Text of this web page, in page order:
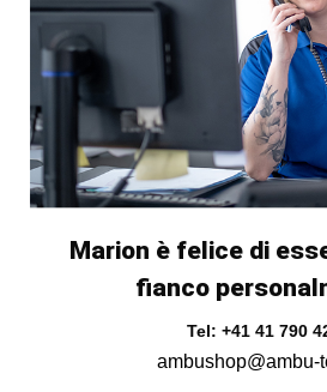
Marion è felice di
fianco
Tel: +41 41 790
ambushop@ambu-